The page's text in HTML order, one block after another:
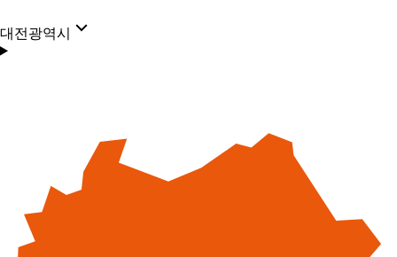
대전광역시